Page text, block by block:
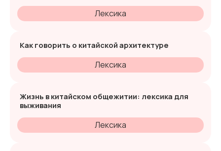
Лексика
Как говорить о китайской архитектуре
Лексика
Жизнь в китайском общежитии: лексика для
выживания
Лексика